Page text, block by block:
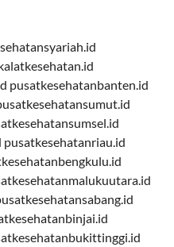
pusatkesehatanbanten.id
pusatkesehatanriau.id